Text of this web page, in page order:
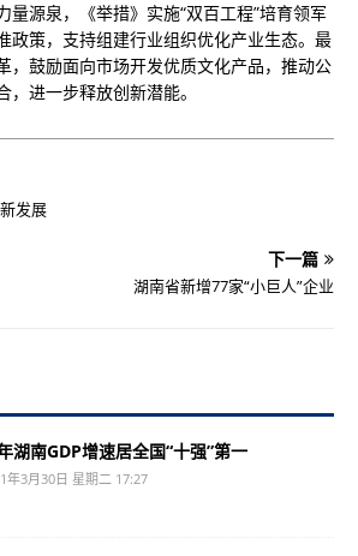
量源泉，《举措》实施“双百工程”培育领军
政策，支持组建行业组织优化产业生态。最
，鼓励面向市场开发优质文化产品，推动公
进一步释放创新潜能。
发展
下一篇
湖南省新增77家“小巨人”企业
湖南GDP增速居全国“十强”第一
年3月30日 星期二 17:27